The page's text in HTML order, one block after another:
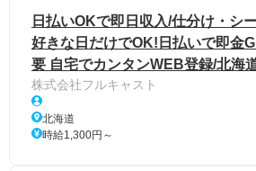
日払いOKで即日収入/仕分け・シ
好きな日だけでOK!日払いで即金
要 自宅でカンタンWEB登録/北海
株式会社フルキャスト
北海道
時給1,300円～